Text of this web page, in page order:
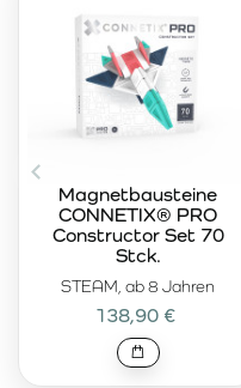
STEAM, ab 8 Jahren
Magnetbausteine
CONNETIX® PRO
Constructor Set 70
Stck.
138,90 €